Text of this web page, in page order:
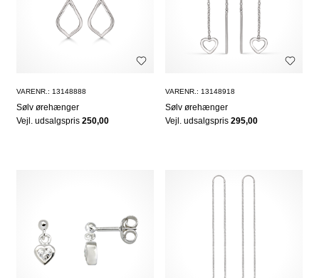
VARENR.: 13148888
Sølv ørehænger
Vejl. udsalgspris 250,00
VARENR.: 13148918
Sølv ørehænger
Vejl. udsalgspris295,00